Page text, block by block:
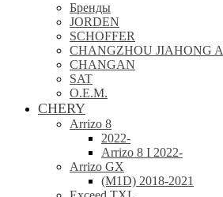
Бренды
JORDEN
SCHOFFER
CHANGZHOU JIAHONG
CHANGAN
SAT
O.E.M.
CHERY
Arrizo 8
2022-
Arrizo 8 I 2022-
Arrizo GX
(M1D) 2018-2021